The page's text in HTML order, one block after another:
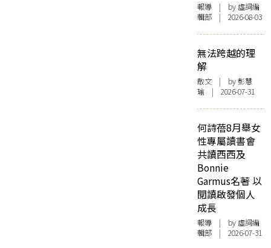
報導 | by 虛詞編
輯部 | 2026-08-03
無法跨越的理
解
散文 | by 彭慧
瑜 | 2026-07-31
何詩蓓8月舉女
性專屬讀書會
共讀西西及
Bonnie
Garmus名著 以
閱讀啟發個人
成長
報導 | by 虛詞編
輯部 | 2026-07-31